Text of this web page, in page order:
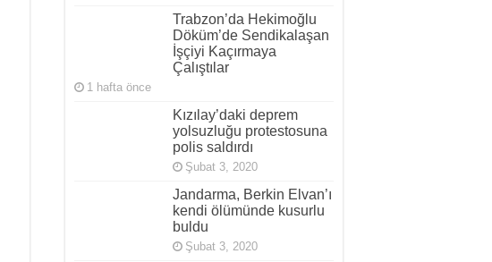
Trabzon’da Hekimoğlu
Döküm’de Sendikalaşan
İşçiyi Kaçırmaya
Çalıştılar
1 hafta önce
Kızılay’daki deprem
yolsuzluğu protestosuna
polis saldırdı
Şubat 3, 2020
Jandarma, Berkin Elvan’ı
kendi ölümünde kusurlu
buldu
Şubat 3, 2020